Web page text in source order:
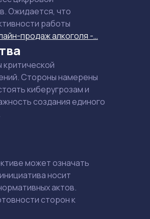
Ожидается, что
работы
продаж алкоголя -…
Стороны намерены
киберугрозам и
создания единого
может означать
носит
актов.
сторон к